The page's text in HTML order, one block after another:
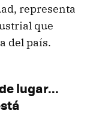
representa
que
del país.
lugar...